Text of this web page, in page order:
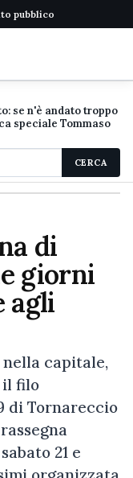
pubblico
se n'è andato troppo
speciale Tommaso
CERCA
di
giorni
agli
nella capitale,
il filo
di Tornareccio
21 e